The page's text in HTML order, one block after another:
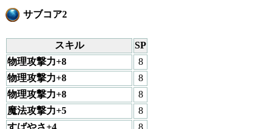
サブコア2
スキル
SP
物理攻撃力+8
8
物理攻撃力+8
8
物理攻撃力+8
8
魔法攻撃力+5
8
すばやさ+4
8